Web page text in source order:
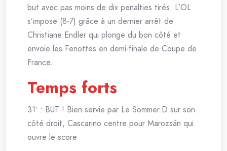
but avec pas moins de dix penalties tirés. L’OL
s’impose (8-7) grâce à un dernier arrêt de
Christiane Endler qui plonge du bon côté et
envoie les Fenottes en demi-finale de Coupe de
France.
Temps forts
31′ : BUT ! Bien servie par Le Sommer.D sur son
côté droit, Cascarino centre pour Marozsán qui
ouvre le score